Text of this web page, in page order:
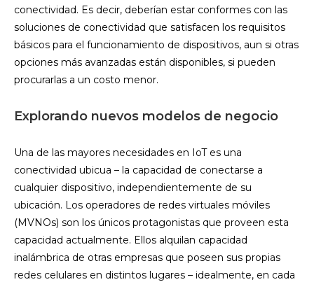
conectividad. Es decir, deberían estar conformes con las
soluciones de conectividad que satisfacen los requisitos
básicos para el funcionamiento de dispositivos, aun si otras
opciones más avanzadas están disponibles, si pueden
procurarlas a un costo menor.
Explorando nuevos modelos de negocio
Una de las mayores necesidades en IoT es una
conectividad ubicua – la capacidad de conectarse a
cualquier dispositivo, independientemente de su
ubicación. Los operadores de redes virtuales móviles
(MVNOs) son los únicos protagonistas que proveen esta
capacidad actualmente. Ellos alquilan capacidad
inalámbrica de otras empresas que poseen sus propias
redes celulares en distintos lugares – idealmente, en cada